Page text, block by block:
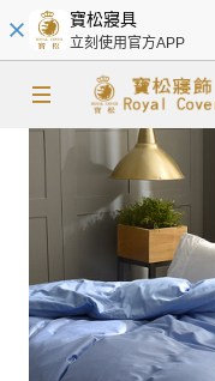
寶松寢具
立刻使用官方APP